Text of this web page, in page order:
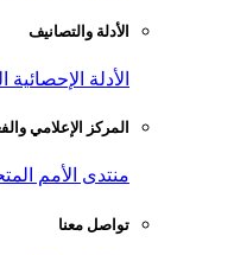
الأدلة والتصانيف
الأدلة الإحصائية
المركز الإعلامي
منتدى الأمم
تواصل معنا